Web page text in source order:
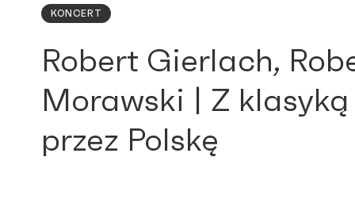
KONCERT
Robert Gierlach,
Morawski | Z klasyką
przez Polskę